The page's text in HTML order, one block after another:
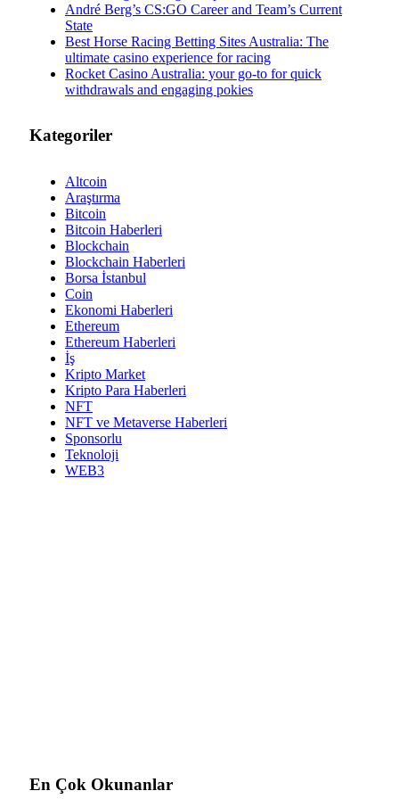
André Berg’s CS:GO Career and Team’s Current
State
Best Horse Racing Betting Sites Australia: The
ultimate casino experience for racing
Rocket Casino Australia: your go-to for quick
withdrawals and engaging pokies
Kategoriler
Altcoin
Araştırma
Bitcoin
Bitcoin Haberleri
Blockchain
Blockchain Haberleri
Borsa İstanbul
Coin
Ekonomi Haberleri
Ethereum
Ethereum Haberleri
İş
Kripto Market
Kripto Para Haberleri
NFT
NFT ve Metaverse Haberleri
Sponsorlu
Teknoloji
WEB3
En Çok Okunanlar